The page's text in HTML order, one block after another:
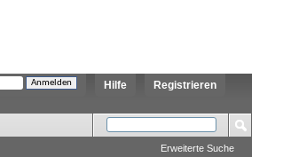
Registrieren
Hilfe
Erweiterte Suche